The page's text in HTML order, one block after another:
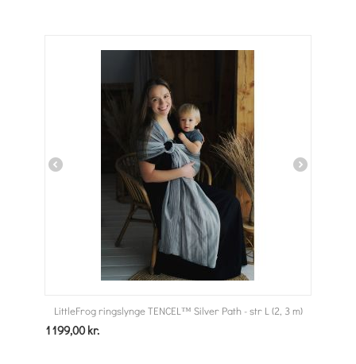
LittleFrog ringslynge TENCEL™ Silver Path - str L (2, 3 m)
1199,00 kr.